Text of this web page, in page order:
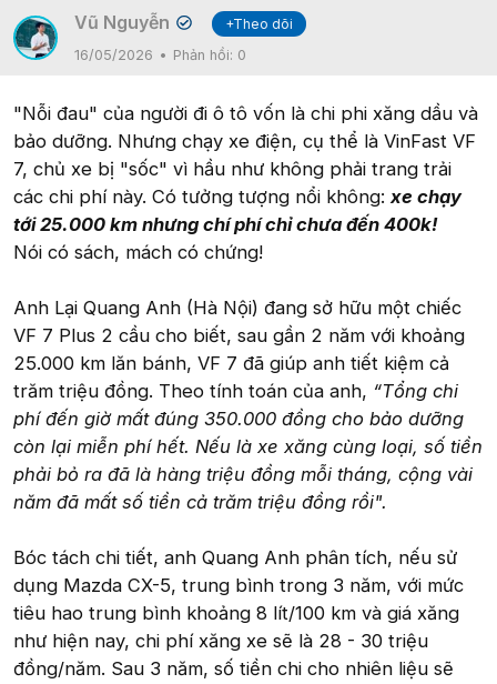
Vũ Nguyễn ✔
+Theo dõi
16/05/2026
Phản hồi: 0
"Nỗi đau" của người đi ô tô vốn là chi phi xăng dầu và
bảo dưỡng. Nhưng chạy xe điện, cụ thể là VinFast VF
7, chủ xe bị "sốc" vì hầu như không phải trang trải
các chi phí này. Có tưởng tượng nổi không:xe chạy
tới 25.000 km nhưng chí phí chỉ chưa đến 400k!
Nói có sách, mách có chứng!
Anh Lại Quang Anh (Hà Nội) đang sở hữu một chiếc
VF 7 Plus 2 cầu cho biết, sau gần 2 năm với khoảng
25.000 km lăn bánh, VF 7 đã giúp anh tiết kiệm cả
trăm triệu đồng. Theo tính toán của anh, “Tổng chi
phí đến giờ mất đúng 350.000 đồng cho bảo dưỡng
còn lại miễn phí hết. Nếu là xe xăng cùng loại, số tiền
phải bỏ ra đã là hàng triệu đồng mỗi tháng, cộng vài
năm đã mất số tiền cả trăm triệu đồng rồi".
Bóc tách chi tiết, anh Quang Anh phân tích, nếu sử
dụng Mazda CX-5, trung bình trong 3 năm, với mức
tiêu hao trung bình khoảng 8 lít/100 km và giá xăng
như hiện nay, chi phí xăng xe sẽ là 28 - 30 triệu
đồng/năm. Sau 3 năm, số tiền chi cho nhiên liệu sẽ